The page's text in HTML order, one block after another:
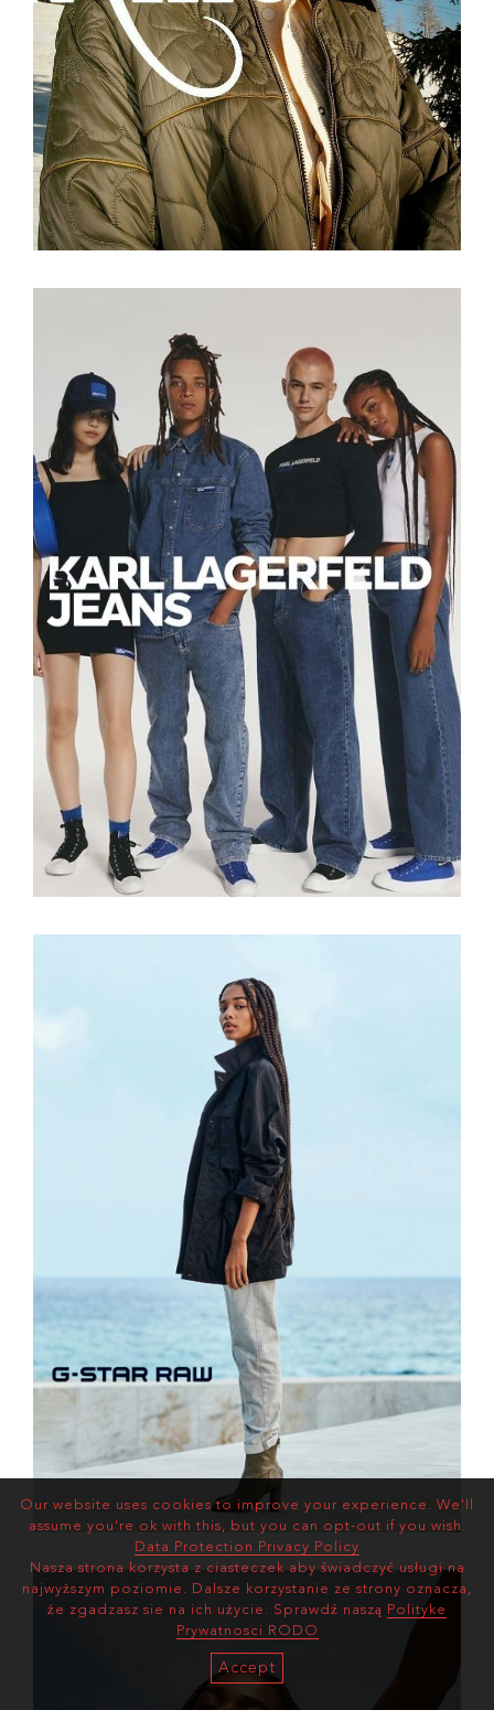
Our website uses cookies to improve your experience. We'll
assume you're ok with this, but you can opt-out if you wish.
Data Protection Privacy Policy
Nasza strona korzysta z ciasteczek aby świadczyć usługi na
najwyższym poziomie. Dalsze korzystanie ze strony oznacza,
że zgadzasz sie na ich użycie. Sprawdź naszą Polityke
Prywatnosci RODO
Accept